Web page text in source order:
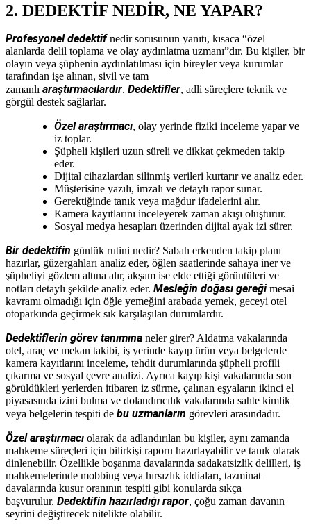
2. DEDEKTİF NEDİR, NE YAPAR?
Profesyonel dedektifnedir sorusunun yanıtı, kısaca “özel
alanlarda delil toplama ve olay aydınlatma uzmanı”dır. Bu kişiler, bir
olayın veya şüphenin aydınlatılması için bireyler veya kurumlar
tarafından işe alınan, sivil ve tam
zamanlı araştırmacılardır. Dedektifler, adli süreçlere teknik ve
görgül destek sağlarlar.
Özel araştırmacı, olay yerinde fiziki inceleme yapar ve
iz toplar.
Şüpheli kişileri uzun süreli ve dikkat çekmeden takip
eder.
Dijital cihazlardan silinmiş verileri kurtarır ve analiz eder.
Müşterisine yazılı, imzalı ve detaylı rapor sunar.
Gerektiğinde tanık veya mağdur ifadelerini alır.
Kamera kayıtlarını inceleyerek zaman akışı oluşturur.
Sosyal medya hesapları üzerinden dijital ayak izi sürer.
Bir dedektifin günlük rutini nedir? Sabah erkenden takip planı
hazırlar, güzergahları analiz eder, öğlen saatlerinde sahaya iner ve
şüpheliyi gözlem altına alır, akşam ise elde ettiği görüntüleri ve
notları detaylı şekilde analiz eder. Mesleğin doğası gereğimesai
kavramı olmadığı için öğle yemeğini arabada yemek, geceyi otel
otoparkında geçirmek sık karşılaşılan durumlardır.
Dedektiflerin görev tanımına neler girer? Aldatma vakalarında
otel, araç ve mekan takibi, iş yerinde kayıp ürün veya belgelerde
kamera kayıtlarını inceleme, tehdit durumlarında şüpheli profili
çıkarma ve sosyal çevre analizi. Ayrıca kayıp kişi vakalarında son
görüldükleri yerlerden itibaren iz sürme, çalınan eşyaların ikinci el
piyasasında izini bulma ve dolandırıcılık vakalarında sahte kimlik
veya belgelerin tespiti de bu uzmanların görevleri arasındadır.
Özel araştırmacı olarak da adlandırılan bu kişiler, aynı zamanda
mahkeme süreçleri için bilirkişi raporu hazırlayabilir ve tanık olarak
dinlenebilir. Özellikle boşanma davalarında sadakatsizlik delilleri, iş
mahkemelerinde mobbing veya hırsızlık iddiaları, tazminat
davalarında kusur oranının tespiti gibi konularda sıkça
başvurulur. Dedektifin hazırladığı rapor, çoğu zaman davanın
seyrini değiştirecek nitelikte olabilir.